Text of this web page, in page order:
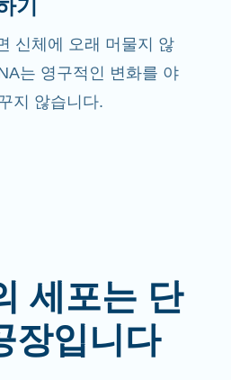
기
신체에 오래 머물지 않
는 영구적인 변화를 야
지 않습니다.
세포는 단
장입니다